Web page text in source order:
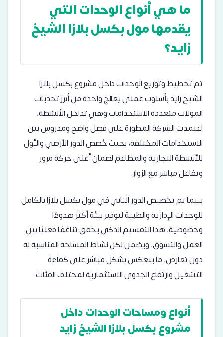
ما هي أنواع الوحدات التي
يقدمها مول بكسل بلازا الشيخ
زايد؟
تم تخطيط وتوزيع الوحدات داخل مشروع بكسل بلازا
الشيخ زايد بأسلوب عملي يعالج واحدة من أبرز تحديات
المولات متعددة الاستخدامات وهي تداخل الأنشطة،
اعتمدت الشركة المطورة على فصل واضح ومدروس بين
الاستخدامات المختلفة، بحيث خُصص الدور الأرضي والأول
للأنشطة التجارية والمطاعم لضمان أعلى حركة مرور
وتفاعل مباشر مع الزوار.
بينما تم تخصيص الدور الثاني في مول بكسل بلازا بالكامل
للوحدات الإدارية والطبية لتوفير بيئة أكثر هدوءًا
وخصوصية، هذا التقسيم الذكي يحقق تناغمًا فعليًا بين
العمل والتسوق، ويضمن لكل نشاط المساحة المناسبة له
دون تعارض، ما ينعكس بشكل مباشر على كفاءة
التشغيل وارتفاع الجدوى الاستثمارية لمختلف الفئات.
أنواع ومساحات الوحدات داخل
مشروع بكسل بلازا الشيخ زايد